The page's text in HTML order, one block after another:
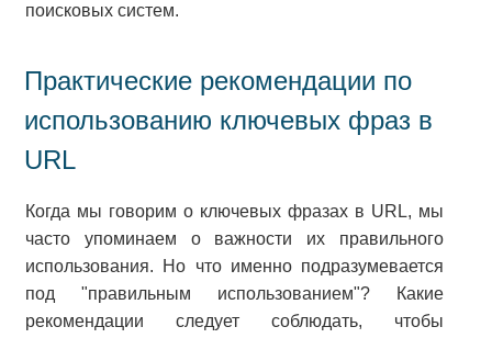
поисковых систем.
Практические рекомендации по
использованию ключевых фраз в
URL
Когда мы говорим о ключевых фразах в URL, мы
часто упоминаем о важности их правильного
использования. Но что именно подразумевается
под "правильным использованием"? Какие
рекомендации следует соблюдать, чтобы